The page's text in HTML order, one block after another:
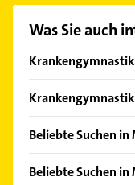
finden Sie alle
Was Sie auch
Allach
Au
Bogenhausen
Gräfelfing
Planegg
Beliebte Suchen in
Phoniatrie
Beliebte Suchen